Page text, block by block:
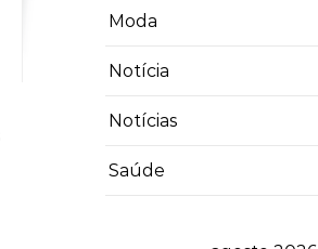
Moda
Notícia
Notícias
Saúde